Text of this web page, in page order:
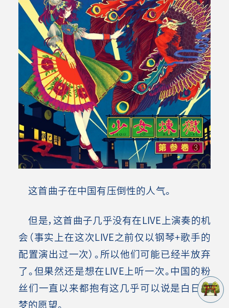
这首曲子在中国有压倒性的人气。
但是，这首曲子几乎没有在LIVE上演奏的机
会（事实上在这次LIVE之前仅以钢琴+歌手的
配置演出过一次）。所以他们可能已经半放弃
了。但果然还是想在LIVE上听一次。中国的粉
丝们一直以来都抱有这几乎可以说是白日做
梦的愿望。